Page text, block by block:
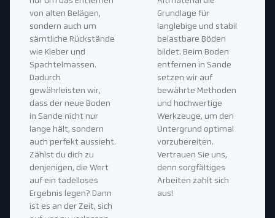
Grundlage für
langlebige und stabil
belastbare Böden
bildet. Beim Boden
entfernen in Sande
setzen wir auf
bewährte Methoden
und hochwertige
Werkzeuge, um den
Untergrund optimal
vorzubereiten.
Vertrauen Sie uns,
denn sorgfältiges
Arbeiten zahlt sich
aus!
von alten Belägen,
sondern auch um
sämtliche Rückstände
wie Kleber und
Spachtelmassen.
Dadurch
gewährleisten wir,
dass der neue Boden
in Sande nicht nur
lange hält, sondern
auch perfekt aussieht.
Zählst du dich zu
denjenigen, die Wert
auf ein tadelloses
Ergebnis legen? Dann
ist es an der Zeit, sich